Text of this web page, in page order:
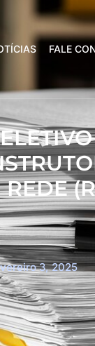
FALE
REDE
3, 2025